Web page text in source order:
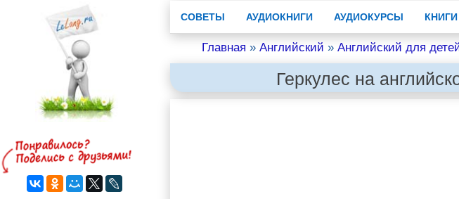
СОВЕТЫ АУДИОКНИГИ АУДИОКУРСЫ КНИГИ
Главная » Английский » Английский для
Геркулес на